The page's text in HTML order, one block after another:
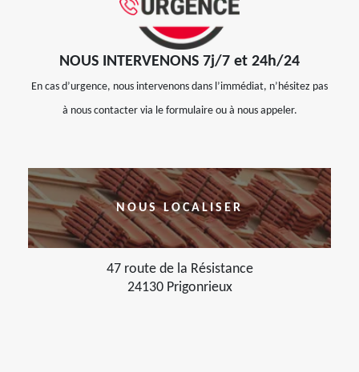
NOUS INTERVENONS 7j/7 et 24h/24
En cas d’urgence, nous intervenons dans l’immédiat, n’hésitez pas
à nous contacter via le formulaire ou à nous appeler.
NOUS LOCALISER
47 route de la Résistance
24130 Prigonrieux